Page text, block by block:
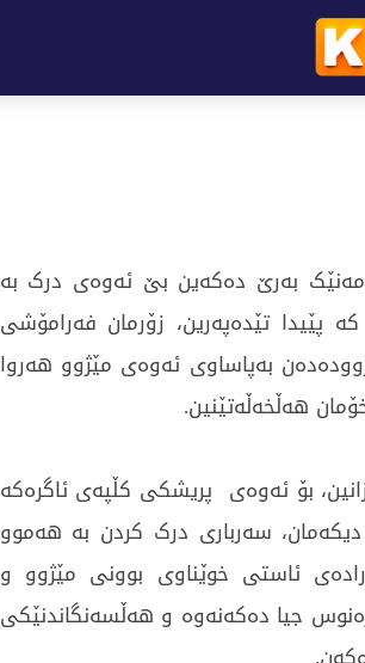
بەرێ دەکەین بێ ئەوەی درک بە
تێدەپەرین، زۆرمان فەرامۆشی
بەپاساوی ئەوەی مێژوو هەروا
هەڵخەڵەتێنین.
بۆ ئەوەی پریشکی کڵپەی ئاگرەکە
دیکەمان، سەرباری درک کردن بە هەموو
ئاستی خوێناوی بوونی مێژوو و
جیا دەکەنەوە و هەڵسەنگاندنێکی